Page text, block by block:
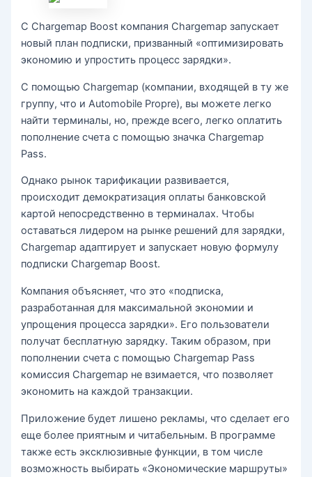
С Chargemap Boost компания Chargemap запускает
новый план подписки, призванный «оптимизировать
экономию и упростить процесс зарядки».
С помощью Chargemap (компании, входящей в ту же
группу, что и Automobile Propre), вы можете легко
найти терминалы, но, прежде всего, легко оплатить
пополнение счета с помощью значка Chargemap
Pass.
Однако рынок тарификации развивается,
происходит демократизация оплаты банковской
картой непосредственно в терминалах. Чтобы
оставаться лидером на рынке решений для зарядки,
Chargemap адаптирует и запускает новую формулу
подписки Chargemap Boost.
Компания объясняет, что это «подписка,
разработанная для максимальной экономии и
упрощения процесса зарядки». Его пользователи
получат бесплатную зарядку. Таким образом, при
пополнении счета с помощью Chargemap Pass
комиссия Chargemap не взимается, что позволяет
экономить на каждой транзакции.
Приложение будет лишено рекламы, что сделает его
еще более приятным и читабельным. В программе
также есть эксклюзивные функции, в том числе
возможность выбирать «Экономические маршруты»